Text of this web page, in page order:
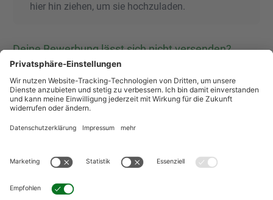
hier hin ziehen, um sie hochzuladen.
Deine Bewerbung lässt sich nicht versenden?
nicht auf die "DANKE" Seite weitergeleitet wirst, prüfe
bitte, ob Du alle Pflichtfelder ausgefüllt hast. Achte auf
die roten Hinweisbalken über den jeweiligen
ist?
Wenn die Daten erfolgreich übermittelt wurden, werden
Sie automatisch zur "DANKE-Seite" weitergeleitet. Diese